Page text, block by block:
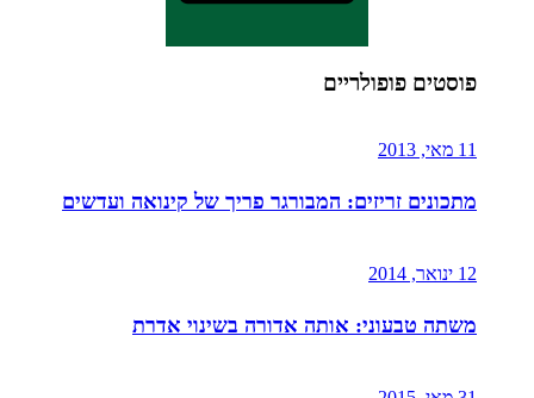
פוסטים פופולריים
11 מאי, 2013
מתכונים זריזים: המבורגר פריך של קינואה ועדשים
12 ינואר, 2014
משתה טבעוני: אותה אדורה בשינוי אדרת